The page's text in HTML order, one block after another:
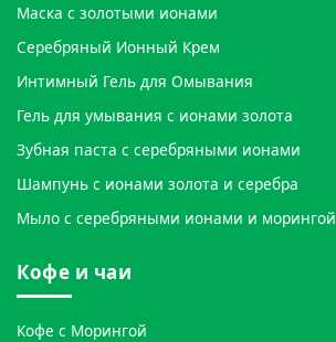
Маска с золотыми ионами
Серебряный Ионный Крем
Интимный Гель для Омывания
Гель для умывания с ионами золота
Зубная паста с серебряными ионами
Шампунь с ионами золота и серебра
Мыло с серебряными ионами и морингой
Кофе и чаи
Кофе с Морингой